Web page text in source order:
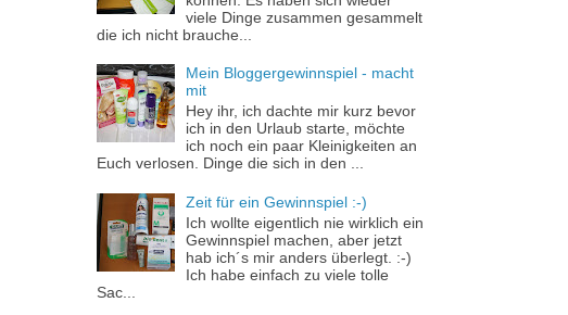
viele Dinge zusammen gesammelt
die ich nicht brauche...
Mein Bloggergewinnspiel - macht
mit
Hey ihr, ich dachte mir kurz bevor
ich in den Urlaub starte, möchte
ich noch ein paar Kleinigkeiten an
Euch verlosen. Dinge die sich in den ...
Zeit für ein Gewinnspiel :-)
Ich wollte eigentlich nie wirklich ein
Gewinnspiel machen, aber jetzt
hab ich´s mir anders überlegt. :-)
Ich habe einfach zu viele tolle
Sac...